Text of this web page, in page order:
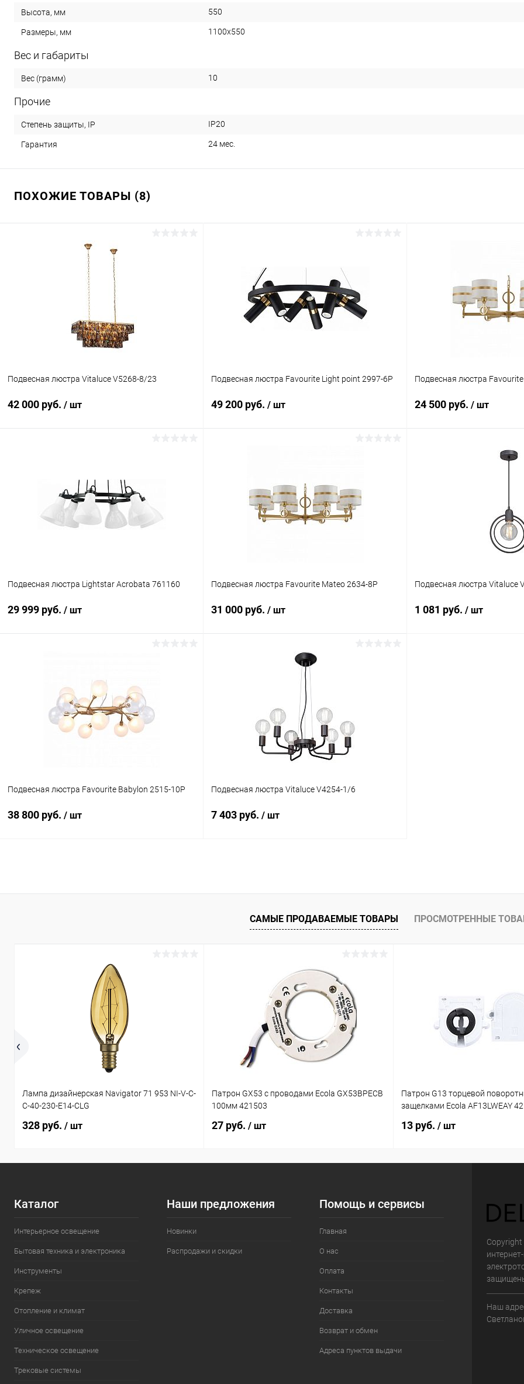
Высота, мм 550
Размеры, мм 1100x550
Вес и габариты
Вес (грамм) 10
Прочие
Степень защиты, IP IP20
Гарантия 24 мес.
ПОХОЖИЕ ТОВАРЫ (8)
Подвесная люстра Vitaluce V5268-8/23
42 000 руб. / шт
Сравнение
В избранное В наличии
Подвесная люстра Favourite Light point 2997-6P
49 200 руб. / шт
Купить в 1 клик Сравнение
В избранное В наличии
Подвесная люстра
24 500 руб. / шт
В
Подвесная люстра Lightstar Acrobata 761160
29 999 руб. / шт
Купить в 1 клик Сравнение
В избранное В наличии
Подвесная люстра Favourite Mateo 2634-8P
31 000 руб. / шт
В корзину
В наличии
Подвесная люстра Vitaluce
1 081 руб. / шт
Подвесная люстра Favourite Babylon 2515-10P
38 800 руб. / шт
Купить в 1 клик Сравнение
Подвесная люстра Vitaluce V4254-1/6
7 403 руб. / шт
Купить в 1 клик Сравнение
В избранное В наличии
САМЫЕ ПРОДАВАЕМЫЕ ТОВАРЫ ПРОСМОТРЕННЫЕ
Лампа дизайнерская Navigator 71 953 NI-V-C-
C-40-230-E14-CLG
328 руб. / шт
Патрон GX53 с проводами Ecola GX53BPECB
100мм 421503
27 руб. / шт
Патрон G13 торцевой
защелками Ecola AF13LWEAY
13 руб. / шт
Каталог
Интерьерное освещение
Бытовая техника и электроника
Инструменты
Крепеж
Отопление и климат
Уличное освещение
Техническое освещение
Трековые системы
Наши предложения
Новинки
Распродажи и скидки
Помощь и сервисы
Главная
О нас
Оплата
Контакты
Доставка
Возврат и обмен
Адреса пунктов выдачи
Наш